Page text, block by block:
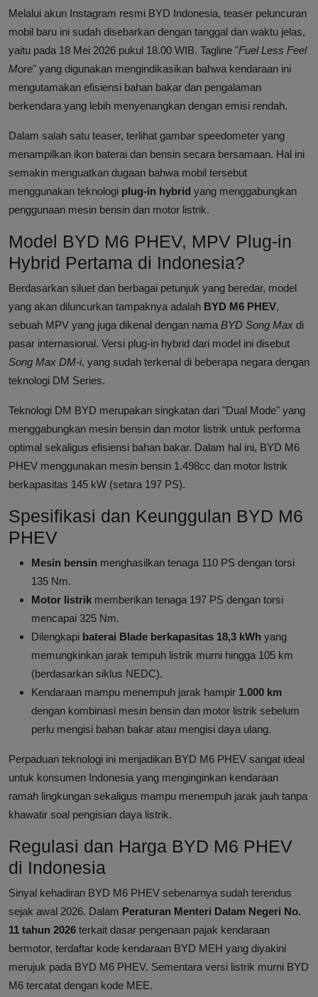
Melalui akun Instagram resmi BYD Indonesia, teaser peluncuran
mobil baru ini sudah disebarkan dengan tanggal dan waktu jelas,
yaitu pada 18 Mei 2026 pukul 18.00 WIB. Tagline "Fuel Less Feel
More" yang digunakan mengindikasikan bahwa kendaraan ini
mengutamakan efisiensi bahan bakar dan pengalaman
berkendara yang lebih menyenangkan dengan emisi rendah.
Dalam salah satu teaser, terlihat gambar speedometer yang
menampilkan ikon baterai dan bensin secara bersamaan. Hal ini
semakin menguatkan dugaan bahwa mobil tersebut
menggunakan teknologi plug-in hybrid yang menggabungkan
penggunaan mesin bensin dan motor listrik.
Model BYD M6 PHEV, MPV Plug-in
Hybrid Pertama di Indonesia?
Berdasarkan siluet dan berbagai petunjuk yang beredar, model
yang akan diluncurkan tampaknya adalah BYD M6 PHEV,
sebuah MPV yang juga dikenal dengan nama BYD Song Max di
pasar internasional. Versi plug-in hybrid dari model ini disebut
Song Max DM-i, yang sudah terkenal di beberapa negara dengan
teknologi DM Series.
Teknologi DM BYD merupakan singkatan dari "Dual Mode" yang
menggabungkan mesin bensin dan motor listrik untuk performa
optimal sekaligus efisiensi bahan bakar. Dalam hal ini, BYD M6
PHEV menggunakan mesin bensin 1.498cc dan motor listrik
berkapasitas 145 kW (setara 197 PS).
Spesifikasi dan Keunggulan BYD M6
PHEV
Mesin bensin menghasilkan tenaga 110 PS dengan torsi
135 Nm.
Motor listrik memberikan tenaga 197 PS dengan torsi
mencapai 325 Nm.
Dilengkapi baterai Blade berkapasitas 18,3 kWh yang
memungkinkan jarak tempuh listrik murni hingga 105 km
(berdasarkan siklus NEDC).
Kendaraan mampu menempuh jarak hampir 1.000 km
dengan kombinasi mesin bensin dan motor listrik sebelum
perlu mengisi bahan bakar atau mengisi daya ulang.
Perpaduan teknologi ini menjadikan BYD M6 PHEV sangat ideal
untuk konsumen Indonesia yang menginginkan kendaraan
ramah lingkungan sekaligus mampu menempuh jarak jauh tanpa
khawatir soal pengisian daya listrik.
Regulasi dan Harga BYD M6 PHEV
di Indonesia
Sinyal kehadiran BYD M6 PHEV sebenarnya sudah terendus
sejak awal 2026. Dalam Peraturan Menteri Dalam Negeri No.
11 tahun 2026 terkait dasar pengenaan pajak kendaraan
bermotor, terdaftar kode kendaraan BYD MEH yang diyakini
merujuk pada BYD M6 PHEV. Sementara versi listrik murni BYD
M6 tercatat dengan kode MEE.